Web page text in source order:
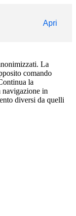
Apri
La
comando
la
in
diversi da quelli